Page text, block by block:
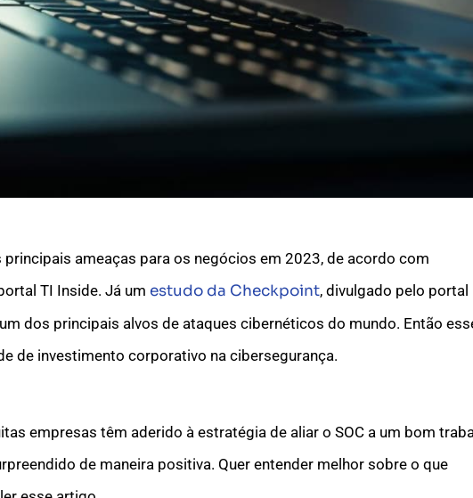
ameaças para os negócios em 2023, de acordo com
TI Inside. Já um estudo da Checkpoint, divulgado pelo portal
dos principais alvos de ataques cibernéticos do mundo. Então
de investimento corporativo na cibersegurança.
empresas têm aderido à estratégia de aliar o SOC a um bom
de maneira positiva. Quer entender melhor sobre o que